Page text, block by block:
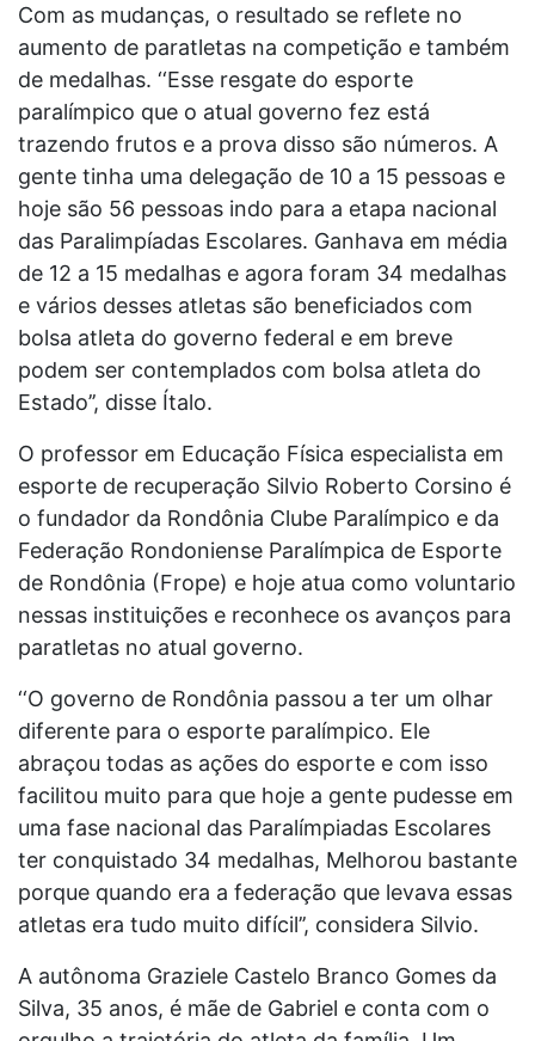
Com as mudanças, o resultado se reflete no
aumento de paratletas na competição e também
de medalhas. ‘‘Esse resgate do esporte
paralímpico que o atual governo fez está
trazendo frutos e a prova disso são números. A
gente tinha uma delegação de 10 a 15 pessoas e
hoje são 56 pessoas indo para a etapa nacional
das Paralimpíadas Escolares. Ganhava em média
de 12 a 15 medalhas e agora foram 34 medalhas
e vários desses atletas são beneficiados com
bolsa atleta do governo federal e em breve
podem ser contemplados com bolsa atleta do
Estado’’, disse Ítalo.
O professor em Educação Física especialista em
esporte de recuperação Silvio Roberto Corsino é
o fundador da Rondônia Clube Paralímpico e da
Federação Rondoniense Paralímpica de Esporte
de Rondônia (Frope) e hoje atua como voluntario
nessas instituições e reconhece os avanços para
paratletas no atual governo.
‘‘O governo de Rondônia passou a ter um olhar
diferente para o esporte paralímpico. Ele
abraçou todas as ações do esporte e com isso
facilitou muito para que hoje a gente pudesse em
uma fase nacional das Paralímpiadas Escolares
ter conquistado 34 medalhas, Melhorou bastante
porque quando era a federação que levava essas
atletas era tudo muito difícil’’, considera Silvio.
A autônoma Graziele Castelo Branco Gomes da
Silva, 35 anos, é mãe de Gabriel e conta com o